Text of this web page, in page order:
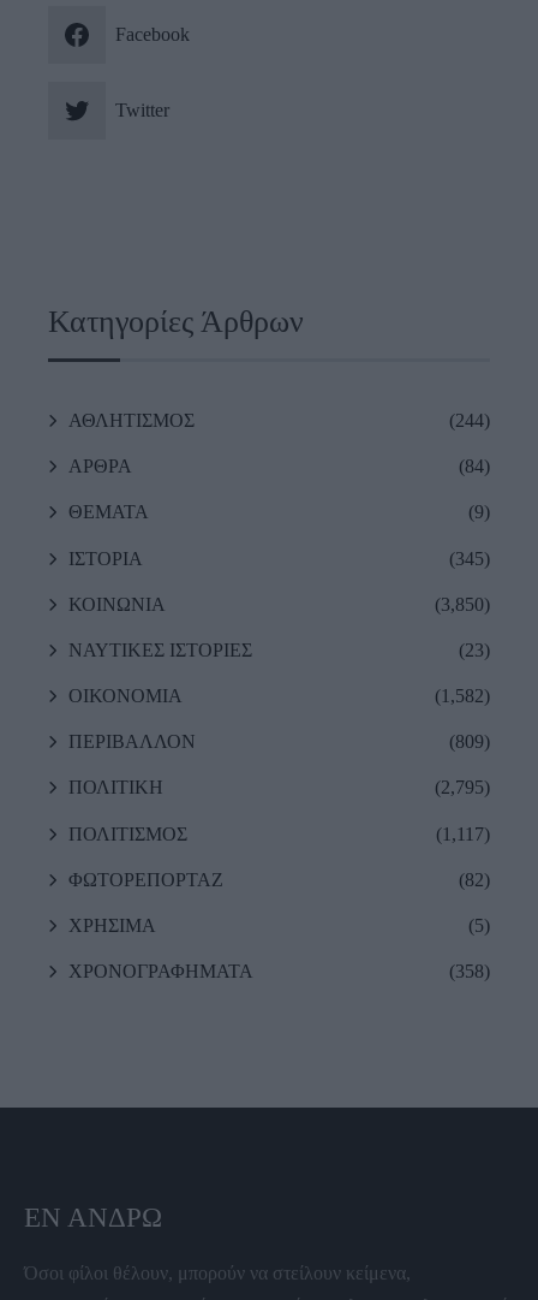
Facebook
Twitter
Κατηγορίες Άρθρων
ΑΘΛΗΤΙΣΜΟΣ (244)
ΑΡΘΡΑ (84)
ΘΕΜΑΤΑ (9)
ΙΣΤΟΡΙΑ (345)
ΚΟΙΝΩΝΙΑ (3,850)
ΝΑΥΤΙΚΕΣ ΙΣΤΟΡΙΕΣ (23)
ΟΙΚΟΝΟΜΙΑ (1,582)
ΠΕΡΙΒΑΛΛΟΝ (809)
ΠΟΛΙΤΙΚΗ (2,795)
ΠΟΛΙΤΙΣΜΟΣ (1,117)
ΦΩΤΟΡΕΠΟΡΤΑΖ (82)
ΧΡΗΣΙΜΑ (5)
ΧΡΟΝΟΓΡΑΦΗΜΑΤΑ (358)
ΕΝ ΆΝΔΡΩ
Όσοι φίλοι θέλουν, μπορούν να στείλουν κείμενα,